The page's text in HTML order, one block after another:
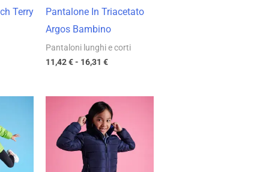
Terry
Pantalone In Triacetato
Argos Bambino
Pantaloni lunghi e corti
11,42€- 16,31 €
€
€
di
prezzo:
da
21,62 €
a
30,89 €